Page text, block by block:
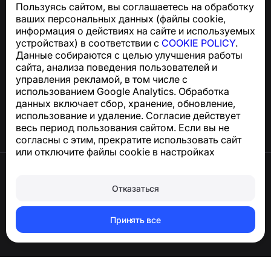
Пользуясь сайтом, вы соглашаетесь на обработку
ваших персональных данных (файлы cookie,
информация о действиях на сайте и используемых
устройствах) в соответствии с COOKIE POLICY.
Данные собираются с целью улучшения работы
сайта, анализа поведения пользователей и
управления рекламой, в том числе с
использованием Google Analytics. Обработка
данных включает сбор, хранение, обновление,
использование и удаление. Согласие действует
весь период пользования сайтом. Если вы не
согласны с этим, прекратите использовать сайт
или отключите файлы cookie в настройках
Отказаться
Принять все
Для запросов по соблюдению GDPR:
support@numbuster.com
Центр поддержки
Новости и статьи
О проекте
Контакты
Удалить аккаунт и персональные данные